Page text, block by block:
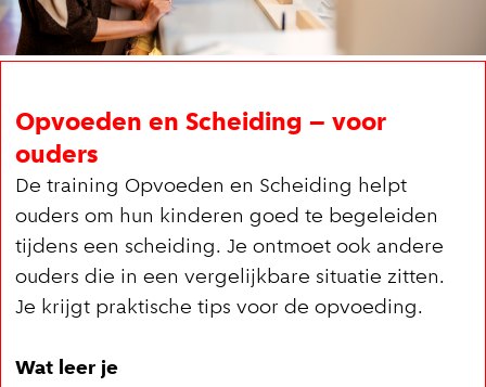
Opvoeden en Scheiding – voor
ouders
De training Opvoeden en Scheiding helpt
ouders om hun kinderen goed te begeleiden
tijdens een scheiding. Je ontmoet ook andere
ouders die in een vergelijkbare situatie zitten.
Je krijgt praktische tips voor de opvoeding.
Wat leer je